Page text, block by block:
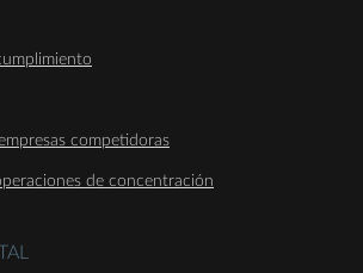
competidoras
de concentración